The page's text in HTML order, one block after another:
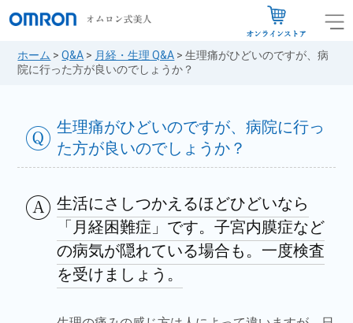
ホーム >Q&A > 月経・生理 Q&A >生理痛がひどいのですが、病
院に行った方が良いのでしょうか？
生理痛がひどいのですが、病院に行っ
た方が良いのでしょうか？
生活にさしつかえるほどひどいなら
「月経困難症」です。子宮内膜症など
の病気が隠れている場合も。一度検査
を受けましょう。